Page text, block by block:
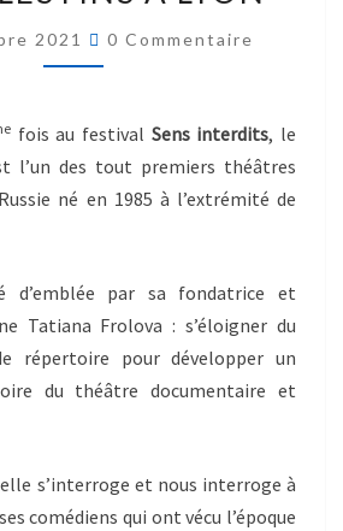
2021 0 Commentaire
fois au festival Sens interdits, le
l’un des tout premiers théâtres
né en 1985 à l’extrémité de
d’emblée par sa fondatrice et
Tatiana Frolova : s’éloigner du
répertoire pour développer un
du théâtre documentaire et
s’interroge et nous interroge à
comédiens qui ont vécu l’époque